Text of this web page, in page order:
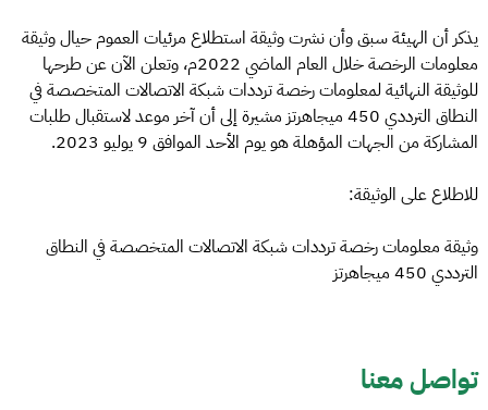
يذكر أن الهيئة سبق وأن نشرت وثيقة استطلاع مرئيات العموم حيال وثيقة
معلومات الرخصة خلال العام الماضي 2022م، وتعلن الآن عن طرحها
للوثيقة النهائية لمعلومات رخصة ترددات شبكة الاتصالات المتخصصة في
النطاق الترددي 450 ميجاهرتز مشيرة إلى أن آخر موعد لاستقبال طلبات
المشاركة من الجهات المؤهلة هو يوم الأحد الموافق 9 يوليو 2023.
للاطلاع على الوثيقة:
وثيقة معلومات رخصة ترددات شبكة الاتصالات المتخصصة في النطاق
الترددي 450 ميجاهرتز
تواصل معنا